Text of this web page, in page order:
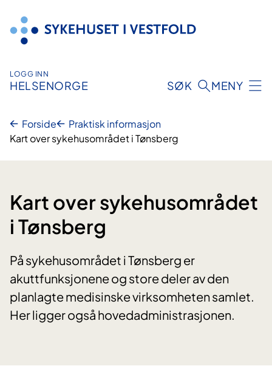
innhold
LOGG INN
HELSENORGE SØK MENY
Forside
Praktisk informasjon
Kart over sykehusområdet i Tønsberg
Kart over sykehusområdet
i Tønsberg
På sykehusområdet i Tønsberg er
akuttfunksjonene og store deler av den
planlagte medisinske virksomheten samlet.
Her ligger også hovedadministrasjonen.